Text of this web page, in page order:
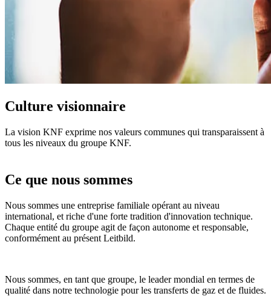
Culture visionnaire
La vision KNF exprime nos valeurs communes qui transparaissent à
tous les niveaux du groupe KNF.
Ce que nous sommes
Nous sommes une entreprise familiale opérant au niveau
international, et riche d'une forte tradition d'innovation technique.
Chaque entité du groupe agit de façon autonome et responsable,
conformément au présent Leitbild.
Nous sommes, en tant que groupe, le leader mondial en termes de
qualité dans notre technologie pour les transferts de gaz et de fluides.